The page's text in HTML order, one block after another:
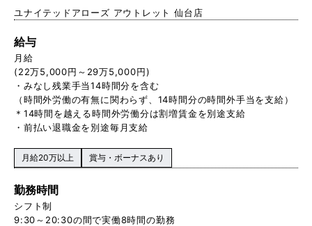
ユナイテッドアローズ アウトレット 仙台店
給与
月給
(22万5,000円～29万5,000円)
・みなし残業手当14時間分を含む
（時間外労働の有無に関わらず、14時間分の時間外手当を支給）
＊14時間を越える時間外労働分は割増賃金を別途支給
・前払い退職金を別途毎月支給
月給20万以上 賞与・ボーナスあり
勤務時間
シフト制
9:30～20:30の間で実働8時間の勤務